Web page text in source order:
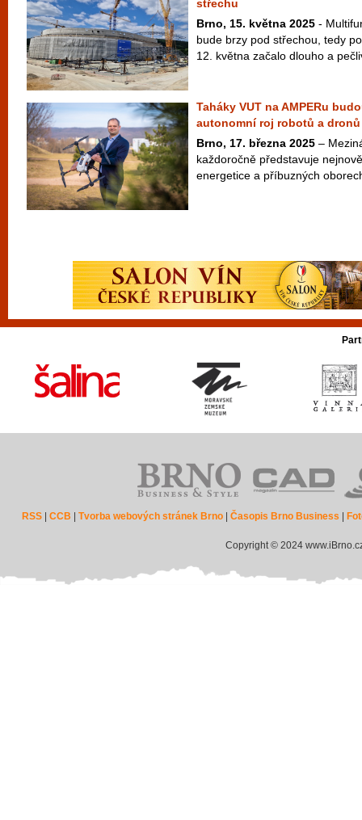
střechu
Brno, 15. května 2025 -
bude brzy pod střechou, tedy
12. května začalo dlouho a
Taháky VUT na AMPERu
autonomní roj robotů a dronů
Brno, 17. března 2025 –
každoročně představuje
energetice a příbuzných
RSS |CCB |Tvorba webových stránek Brno |Časopis Brno Business
Copyright © 2024